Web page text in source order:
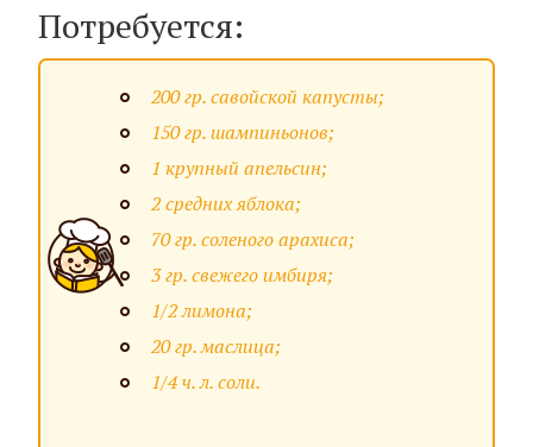
Потребуется:
200 гр. савойской капусты;
150 гр. шампиньонов;
1 крупный апельсин;
2 средних яблока;
70 гр. соленого арахиса;
3 гр. свежего имбиря;
1/2 лимона;
20 гр. маслица;
1/4 ч. л. соли.